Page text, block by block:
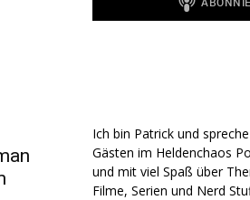
Ich bin Patrick und
Gästen im Heldenchaos
und mit viel Spaß über
Filme, Serien und Nerd